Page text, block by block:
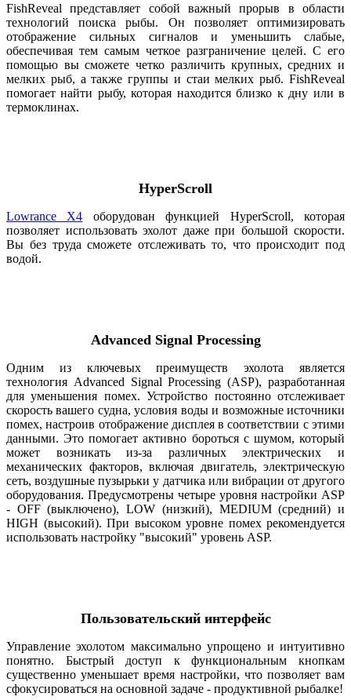
FishReveal представляет собой важный прорыв в области
технологий поиска рыбы. Он позволяет оптимизировать
отображение сильных сигналов и уменьшить слабые,
обеспечивая тем самым четкое разграничение целей. С его
помощью вы сможете четко различить крупных, средних и
мелких рыб, а также группы и стаи мелких рыб. FishReveal
помогает найти рыбу, которая находится близко к дну или в
термоклинах.
HyperScroll
Lowrance X4 оборудован функцией HyperScroll, которая
позволяет использовать эхолот даже при большой скорости.
Вы без труда сможете отслеживать то, что происходит под
водой.
Advanced Signal Processing
Одним из ключевых преимуществ эхолота является
технология Advanced Signal Processing (ASP), разработанная
для уменьшения помех. Устройство постоянно отслеживает
скорость вашего судна, условия воды и возможные источники
помех, настроив отображение дисплея в соответствии с этими
данными. Это помогает активно бороться с шумом, который
может возникать из-за различных электрических и
механических факторов, включая двигатель, электрическую
сеть, воздушные пузырьки у датчика или вибрации от другого
оборудования. Предусмотрены четыре уровня настройки ASP
- OFF (выключено), LOW (низкий), MEDIUM (средний) и
HIGH (высокий). При высоком уровне помех рекомендуется
использовать настройку "высокий" уровень ASP.
Пользовательский интерфейс
Управление эхолотом максимально упрощено и интуитивно
понятно. Быстрый доступ к функциональным кнопкам
существенно уменьшает время настройки, что позволяет вам
сфокусироваться на основной задаче - продуктивной рыбалке!